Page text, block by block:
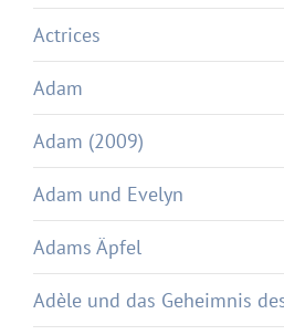
Actrices
Adam
Adam (2009)
Adam und Evelyn
Adams Äpfel
Adèle und das Geheimnis